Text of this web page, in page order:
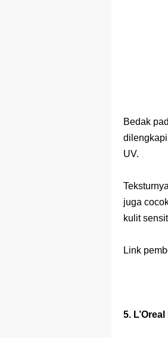
Bedak
UV.
juga
kulit
Link
5.